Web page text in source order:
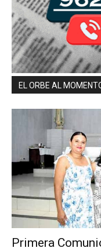
EL ORBE AL
Primera